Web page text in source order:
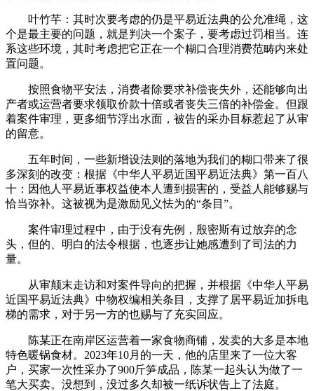
叶竹芊：其时次要考虑的仍是平易近法典的公允准绳，这
个是最主要的问题，就是判决一个案子，要考虑过罚相当。连
系这些环境，其时考虑把它正在一个糊口合理消费范畴内来处
置问题。
按照食物平安法，消费者除要求补偿丧失外，还能够向出
产者或运营者要求领取价款十倍或者丧失三倍的补偿金。但跟
着案件审理，更多细节浮出水面，被告的采办目标惹起了从审
的留意。
五年时间，一些新增设法则的落地为我们的糊口带来了很
多深刻的改变：根据《中华人平易近国平易近法典》第一百八
十：因他人平易近事权益使本人遭到损害的，受益人能够赐与
恰当弥补。这被视为是激励见义怯为的“条目”。
案件审理过程中，由于没有先例，殷密斯有过放弃的念
头，但的、明白的法令根据，也逐步让她感遭到了司法的力
量。
从审颠末走访和对案件导向的把握，并根据《中华人平易
近国平易近法典》中物权编相关条目，支撑了居平易近加拆电
梯的需求，对于另一方的也赐与了充实回应。
陈某正在南岸区运营着一家食物商铺，发卖的大多是本地
特色暖锅食材。2023年10月的一天，他的店里来了一位大客
户，买家一次性采办了900斤笋成品，陈某一起头认为做了一
笔大买卖。没想到，没过多久却被一纸诉状告上了法庭。